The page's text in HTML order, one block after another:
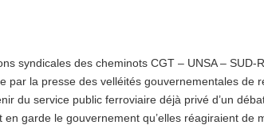
syndicales des cheminots CGT – UNSA – SUD-
par la presse des velléités gouvernementales de
du service public ferroviaire déjà privé d’un
en garde le gouvernement qu’elles réagiraient de